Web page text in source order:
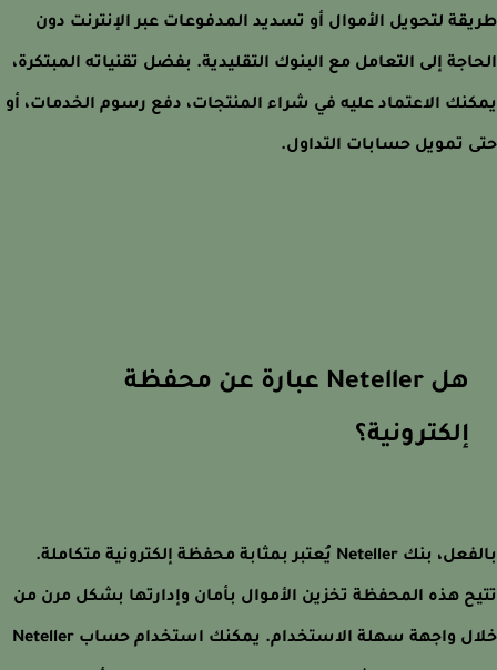
لتحويل الأموال أو تسديد المدفوعات عبر الإنترنت دون
إلى التعامل مع البنوك التقليدية. بفضل تقنياته المبتكرة،
الاعتماد عليه في شراء المنتجات، دفع رسوم الخدمات، أو
تمويل حسابات التداول.
هل Neteller عبارة عن محفظة
إلكترونية؟
بالفعل، بنك Neteller يُعتبر بمثابة محفظة إلكترونية متكاملة.
هذه المحفظة تخزين الأموال بأمان وإدارتها بشكل مرن من
خلال واجهة سهلة الاستخدام. يمكنك استخدام حساب Neteller